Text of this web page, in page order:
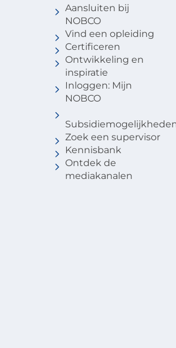
Aansluiten bij
NOBCO
Vind een opleiding
Certificeren
Ontwikkeling en
inspiratie
Inloggen: Mijn
NOBCO
Zoek een supervisor
Kennisbank
Ontdek de
mediakanalen